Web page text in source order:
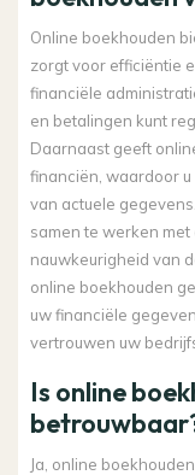
Online boekhouden
zorgt voor efficiëntie
financiële
en betalingen kunt
Daarnaast geeft
financiën, waardoor
van actuele
samen te werken
nauwkeurigheid van
online boekhouden
uw financiële
vertrouwen uw
Is online
Ja, online